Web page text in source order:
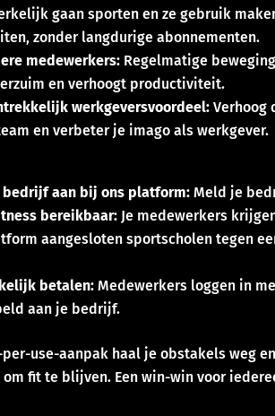
gaan sporten en ze gebruik
zonder langdurige abonnementen.
medewerkers: Regelmatige
en verhoogt productiviteit.
werkgeversvoordeel: Verhoog
en verbeter je imago als werkgever.
aan bij ons platform: Meld je
bereikbaar: Je medewerkers
aangesloten sportscholen tegen
betalen: Medewerkers loggen in
aan je bedrijf.
use-aanpak haal je obstakels weg
fit te blijven. Een win-win voor